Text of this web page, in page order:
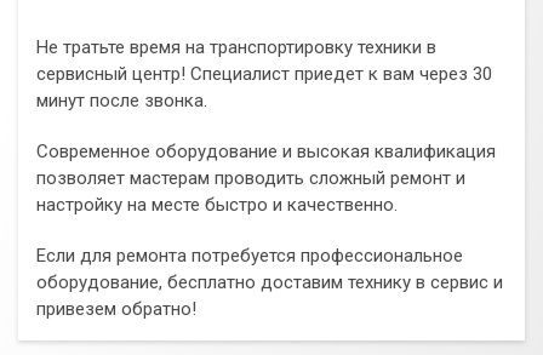
Не тратьте время на транспортировку техники в
сервисный центр! Специалист приедет к вам через 30
минут после звонка.
Современное оборудование и высокая квалификация
позволяет мастерам проводить сложный ремонт и
настройку на месте быстро и качественно.
Если для ремонта потребуется профессиональное
оборудование, бесплатно доставим технику в сервис и
привезем обратно!